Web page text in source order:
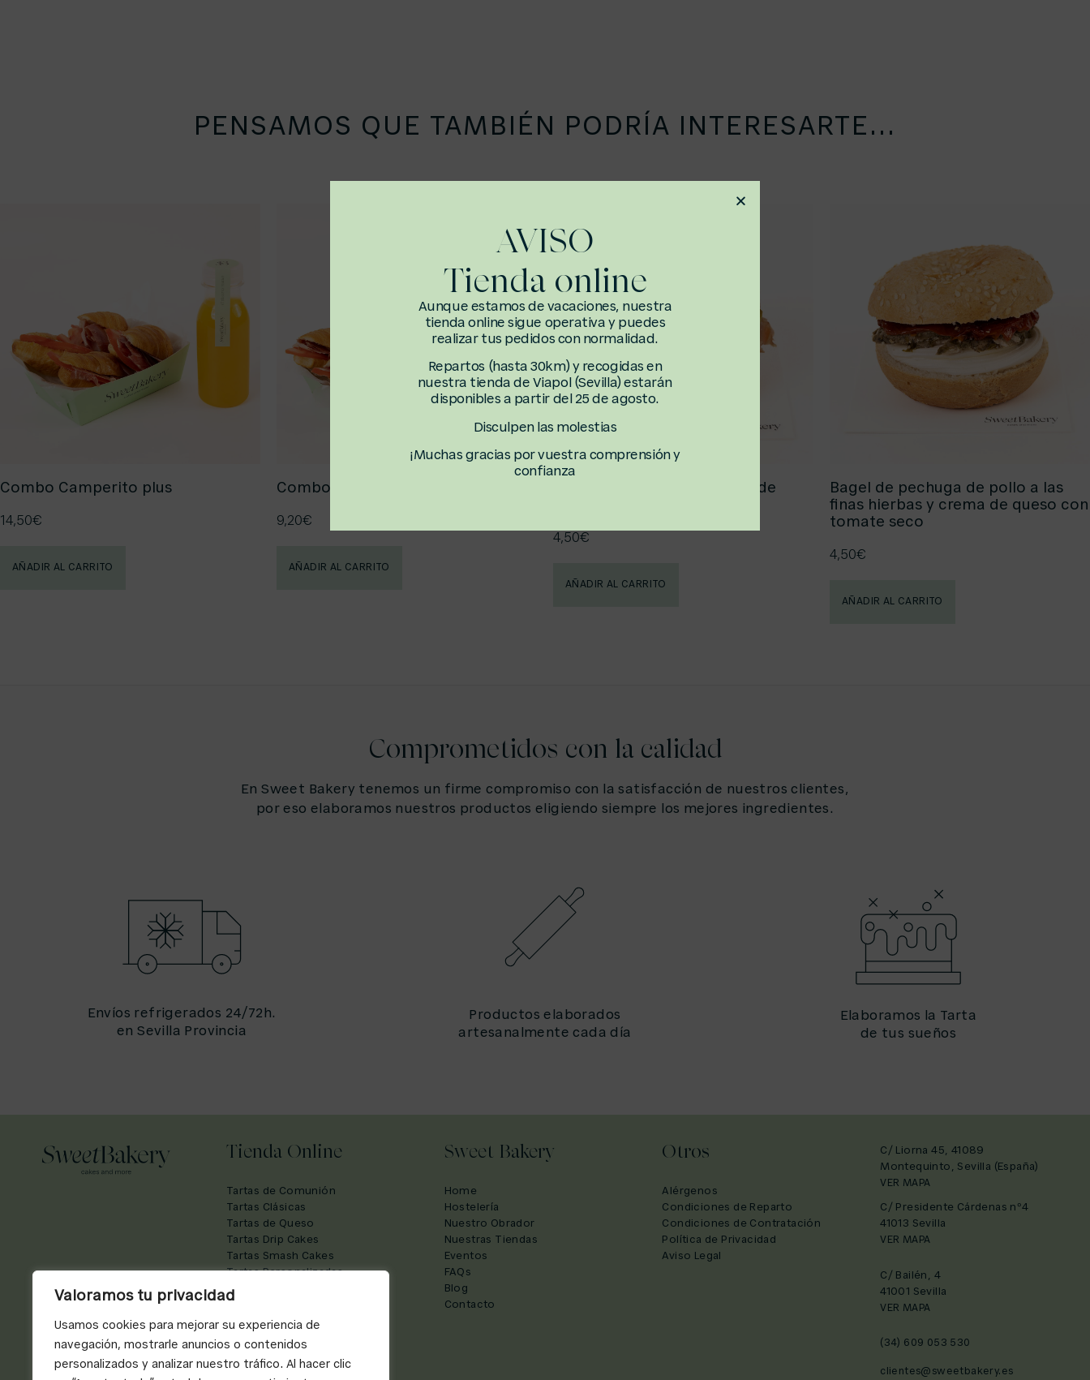
Valoramos tu privacidad
Usamos cookies para mejorar su experiencia de
navegación, mostrarle anuncios o contenidos
personalizados y analizar nuestro tráfico. Al hacer clic
PENSAMOS QUE TAMBIÉN PODRÍA INTERESARTE...
Combo Camperito plus
14,50€
AÑADIR AL CARRITO
Combo Camperito
9,20€
AÑADIR AL CARRITO
Brioche de salmón y crema de
4,50€
AÑADIR AL CARRITO
Bagel de pechuga de pollo a las
finas hierbas y crema de queso con
tomate seco
4,50€
AÑADIR AL CARRITO
Comprometidos con la calidad
En Sweet Bakery tenemos un firme compromiso con la satisfacción de nuestros clientes,
por eso elaboramos nuestros productos eligiendo siempre los mejores ingredientes.
Envíos refrigerados 24/72h.
en Sevilla Provincia
Productos elaborados
artesanalmente cada día
Elaboramos la Tarta
de tus sueños
Tienda Online
Tartas de Comunión
Tartas Clásicas
Tartas de Queso
Tartas Drip Cakes
Tartas Smash Cakes
Tartas Personalizadas
Tartas de Números
Bizcochos
Sweeties
Café de Especialidad
Sweet Bakery
Home
Hostelería
Nuestro Obrador
Nuestras Tiendas
Eventos
FAQs
Blog
Contacto
Otros
Alérgenos
Condiciones de Reparto
Condiciones de Contratación
Política de Privacidad
Aviso Legal
C/ Liorna 45, 41089
Montequinto, Sevilla (España)
VER MAPA
C/ Presidente Cárdenas nº4
41013 Sevilla
VER MAPA
C/ Bailén, 4
41001 Sevilla
VER MAPA
(34) 609 053 530
clientes@sweetbakery.es
AVISO
Tienda online
Aunque estamos de vacaciones, nuestra
tienda online sigue operativa y puedes
realizar tus pedidos con normalidad.
Repartos (hasta 30km) y recogidas en
nuestra tienda de Viapol (Sevilla) estarán
disponibles a partir del 25 de agosto.
Disculpen las molestias
¡Muchas gracias por vuestra comprensión y
confianza